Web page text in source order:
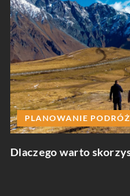
PLANOWANIE
Dlaczego warto